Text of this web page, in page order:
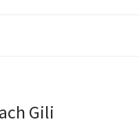
Gili